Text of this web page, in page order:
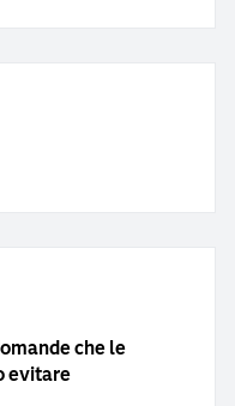
che le
evitare